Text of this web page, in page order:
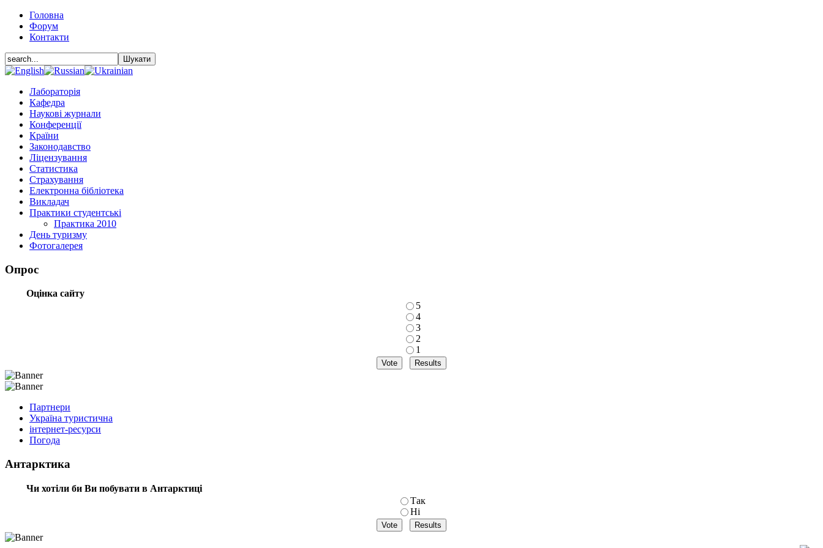
Головна
Форум
Контакти
Лабораторія
Кафедра
Наукові журнали
Конференції
Країни
Законодавство
Ліцензування
Статистика
Страхування
Електронна бібліотека
Викладач
Практики студентські
Практика 2010
День туризму
Фотогалерея
Опрос
Оцінка сайту
5
4
3
2
1
Партнери
Україна туристична
інтернет-ресурси
Погода
Антарктика
Чи хотіли би Ви побувати в Антарктиці
Так
Ні